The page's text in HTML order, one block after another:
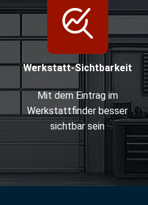
Werkstatt-Sichtbarkeit
Mit dem Eintrag im
Werkstattfinder besser
sichtbar sein